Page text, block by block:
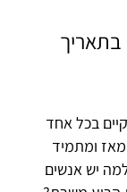
בכל אחד
מאז ומתמיד
יש אנשים